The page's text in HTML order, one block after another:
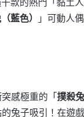
藍色）
」可動人
感極重的「撲殺兔
兔子吸引！在遊